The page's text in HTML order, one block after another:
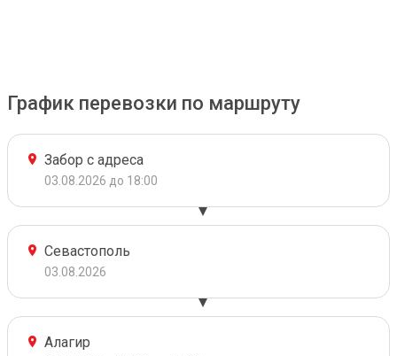
График перевозки по маршруту
Забор с адреса
03.08.2026 до 18:00
Севастополь
03.08.2026
Алагир